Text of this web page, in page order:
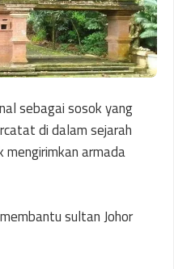
sebagai sosok yang
di dalam sejarah
armada
sultan Johor